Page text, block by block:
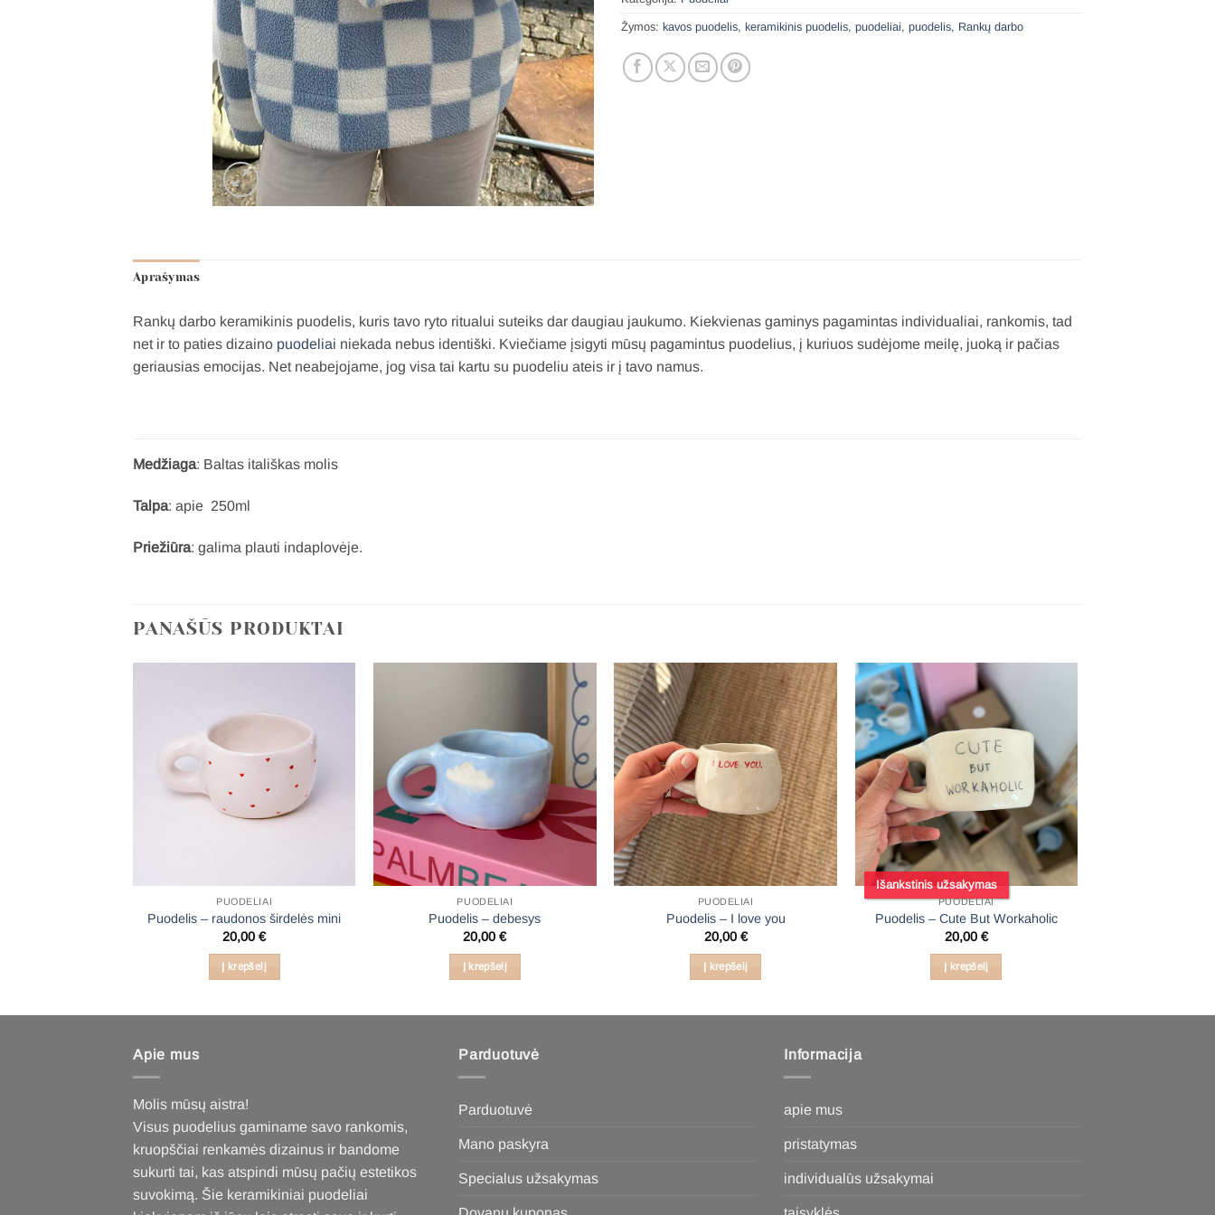
Žymos: kavos puodelis, keramikinis puodelis, puodeliai, puodelis, Rankų darbo
Aprašymas
Rankų darbo keramikinis puodelis, kuris tavo ryto ritualui suteiks dar daugiau jaukumo. Kiekvienas gaminys pagamintas individualiai, rankomis, tad
net ir to paties dizaino puodeliai niekada nebus identiški. Kviečiame įsigyti mūsų pagamintus puodelius, į kuriuos sudėjome meilę, juoką ir pačias
geriausias emocijas. Net neabejojame, jog visa tai kartu su puodeliu ateis ir į tavo namus.
Medžiaga: Baltas itališkas molis
Talpa: apie 250ml
Priežiūra: galima plauti indaplovėje.
PANAŠŪS PRODUKTAI
PUODELIAI
Puodelis – raudonos širdelės mini
20,00€
Į krepšelį
PUODELIAI
Puodelis – debesys
20,00€
Į krepšelį
PUODELIAI
Puodelis – I love you
20,00 €
Į krepšelį
PUODELIAI
Išankstinis užsakymas
Puodelis – Cute But Workaholic
20,00 €
Į krepšelį
Apie mus
Molis mūsų aistra!
Visus puodelius gaminame savo rankomis,
kruopščiai renkamės dizainus ir bandome
sukurti tai, kas atspindi mūsų pačių estetikos
suvokimą. Šie keramikiniai puodeliai
Parduotuvė
Parduotuvė
Mano paskyra
Specialus užsakymas
Informacija
apie mus
pristatymas
individualūs užsakymai